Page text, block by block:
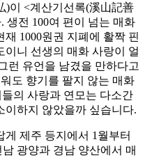
)이 <계산기선록(溪山記善
생전 100여 편이 넘는 매화
1000원권 지폐에 활짝 핀
니 선생의 매화 사랑이 얼
런 유언을 남겼을 만하다고
도 향기를 팔지 않는 매화
의 사랑과 연모는 다소간
이하지 않았을까 싶습니다.
제주 등지에서 1월부터
광양과 경남 양산에서 매